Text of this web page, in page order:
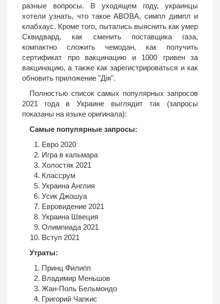
разные вопросы. В уходящем году, украинцы
хотели узнать, что такое ABOBA, симпл димпл и
клабхаус. Кроме того, пытались выяснить как умер
Сквидвард, как сменить поставщика газа,
компактно сложить чемодан, как получить
сертификат про вакцинацию и 1000 гривен за
вакцинацию, а также как зарегистрироваться и как
обновить приложение "Дія".
Полностью список самых популярных запросов
2021 года в Украине выглядит так (запросы
показаны на языке оригинала):
Самые популярные запросы:
Евро 2020
Игра в кальмара
Холостяк 2021
Классрум
Украина Англия
Усик Джошуа
Евровидение 2021
Украина Швеция
Олимпиада 2021
Вступ 2021
Утраты:
Принц Филипп
Владимир Меньшов
Жан-Поль Бельмондо
Григорий Чапкис